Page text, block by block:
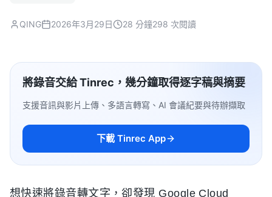
QING 2026年3月29日 28 分鐘298 次閱讀
將錄音交給 Tinrec，幾分鐘取得逐字稿與摘要
支援音訊與影片上傳、多語言轉寫、AI 會議紀要與待辦擷取
下載 Tinrec App
想快速將錄音轉文字，卻發現 Google Cloud